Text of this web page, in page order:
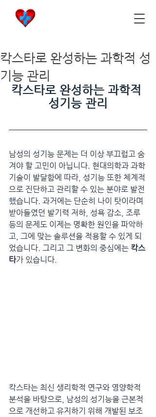
칵스타로 완성하는 과학적 성
기능 관리
칵스타로 완성하는 과학적
성기능 관리
남성의 성기능 문제는 더 이상 부끄럽고 숨
겨야 할 고민이 아닙니다. 현대의학과 과학
기술이 발달함에 따라, 성기능 또한 체계적
으로 진단하고 관리할 수 있는 분야로 발전
했습니다. 과거에는 단순히 나이 탓이라며
받아들였던 발기력 저하, 성욕 감소, 조루
등의 문제도 이제는 명확한 원인을 파악하
고, 그에 맞는 솔루션을 적용할 수 있게 되
었습니다. 그리고 그 변화의 중심에는 칵스
타가 있습니다.
칵스타는 최신 생리학적 연구와 영양학적
분석을 바탕으로, 남성의 성기능을 근본적
으로 개선하고 유지하기 위해 개발된 보조